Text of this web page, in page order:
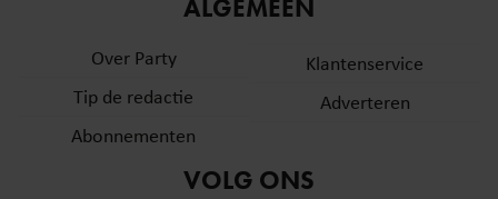
partners kunnen deze gegevens combineren met andere
verzameld op basis van uw gebruik van hun services. U
gaat akkoord met onze cookies als u onze website blijft
ALGEMEEN
Over Party
Tip de redactie
Abonnementen
Klantenservice
Adverteren
VOLG ONS